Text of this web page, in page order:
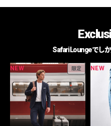
Safari Loungeでし
NEW 限定 NEW